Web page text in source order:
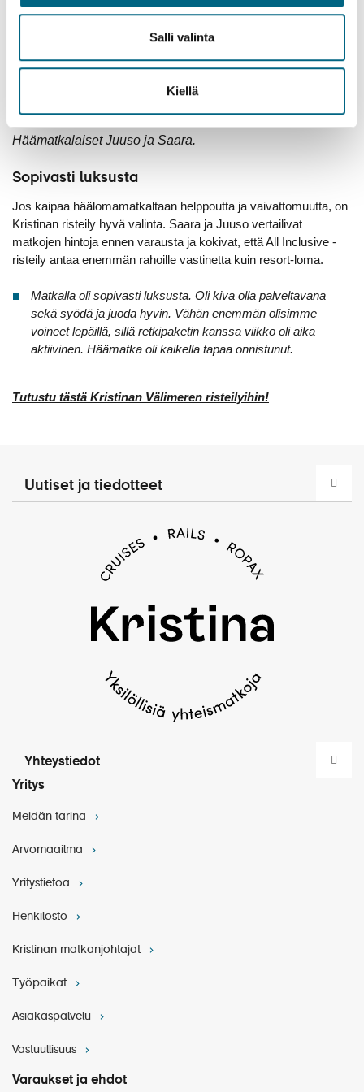
Salli valinta
Kiellä
Häämatkalaiset Juuso ja Saara.
Sopivasti luksusta
Jos kaipaa häälomamatkaltaan helppoutta ja vaivattomuutta, on
Kristinan risteily hyvä valinta. Saara ja Juuso vertailivat
matkojen hintoja ennen varausta ja kokivat, että All Inclusive -
risteily antaa enemmän rahoille vastinetta kuin resort-loma.
Matkalla oli sopivasti luksusta. Oli kiva olla palveltavana
sekä syödä ja juoda hyvin. Vähän enemmän olisimme
voineet lepäillä, sillä retkipaketin kanssa viikko oli aika
aktiivinen. Häämatka oli kaikella tapaa onnistunut.
Tutustu tästä Kristinan Välimeren risteilyihin!
Uutiset ja tiedotteet
Yhteystiedot
Yritys
Meidän tarina
Arvomaailma
Yritystietoa
Henkilöstö
Kristinan matkanjohtajat
Työpaikat
Asiakaspalvelu
Vastuullisuus
Varaukset ja ehdot